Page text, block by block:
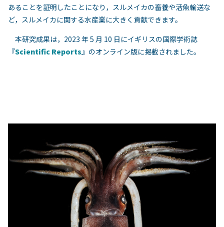
あることを証明したことになり，スルメイカの畜養や活魚輸送な
ど，スルメイカに関する水産業に大きく貢献できます。
本研究成果は，2023 年 5 月 10 日にイギリスの国際学術誌
『Scientific Reports』のオンライン版に掲載されました。